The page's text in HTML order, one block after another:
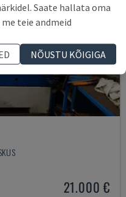
21.000 €
Saate hallata oma
teie andmeid
NÕUSTU KÕIGIGA